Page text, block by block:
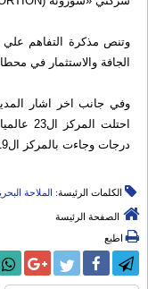
وتنص مذكرة التفاهم
الجافة والاستثمار في
وفي جانب اخر اشار المدير
درجات وجاءت بالمركز ال19 عالميا في عام 2016.
الكلمات الرئيسة: الملاحة
الصفحة الرئيسة
اطبع